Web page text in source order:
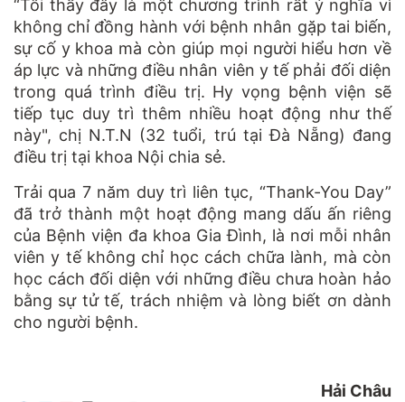
“Tôi thấy đây là một chương trình rất ý nghĩa vì
không chỉ đồng hành với bệnh nhân gặp tai biến,
sự cố y khoa mà còn giúp mọi người hiểu hơn về
áp lực và những điều nhân viên y tế phải đối diện
trong quá trình điều trị. Hy vọng bệnh viện sẽ
tiếp tục duy trì thêm nhiều hoạt động như thế
này", chị N.T.N (32 tuổi, trú tại Đà Nẵng) đang
điều trị tại khoa Nội chia sẻ.
Trải qua 7 năm duy trì liên tục, “Thank-You Day”
đã trở thành một hoạt động mang dấu ấn riêng
của Bệnh viện đa khoa Gia Đình, là nơi mỗi nhân
viên y tế không chỉ học cách chữa lành, mà còn
học cách đối diện với những điều chưa hoàn hảo
bằng sự tử tế, trách nhiệm và lòng biết ơn dành
cho người bệnh.
Hải Châu